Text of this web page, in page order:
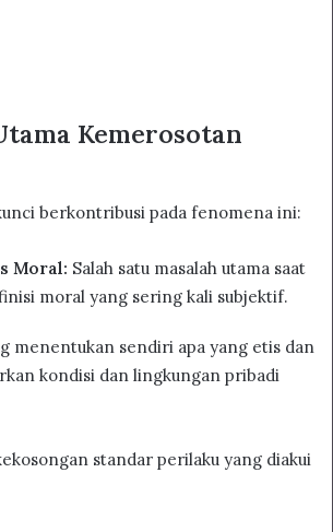
Kemerosotan
berkontribusi pada fenomena ini:
Moral: Salah satu masalah utama saat
moral yang sering kali subjektif.
menentukan sendiri apa yang etis dan
kondisi dan lingkungan pribadi
standar perilaku yang diakui